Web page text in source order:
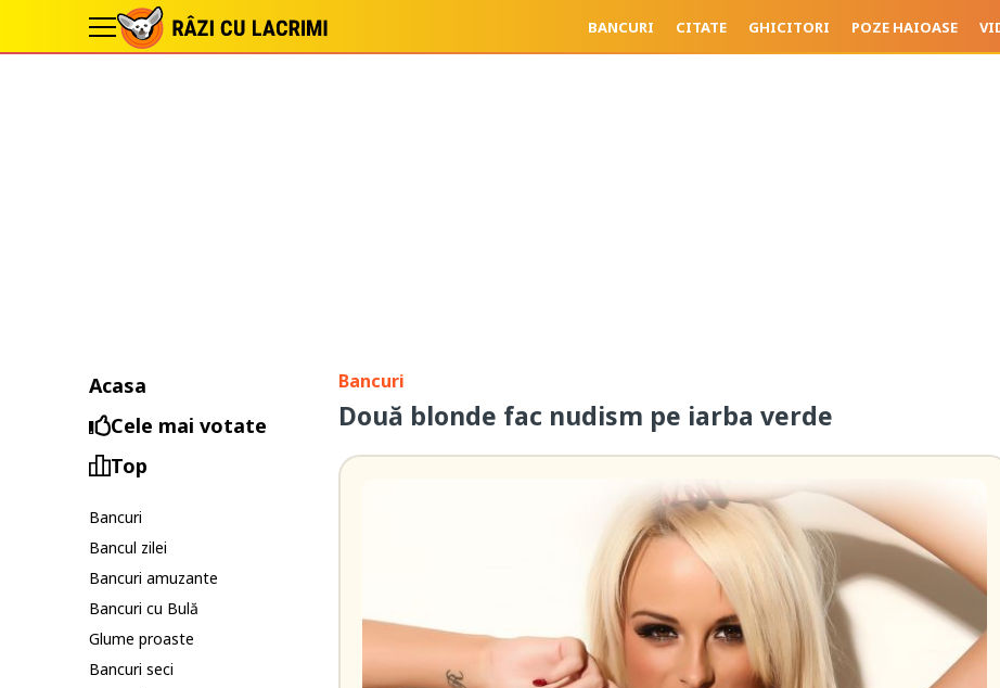
BANCURI CITATE GHICITORI POZE HAIOASE
Acasa
Cele mai votate
Top
Bancuri
Bancul zilei
Bancuri amuzante
Bancuri cu Bulă
Glume proaste
Bancuri seci
Bancuri
Două blonde fac nudism pe iarba verde